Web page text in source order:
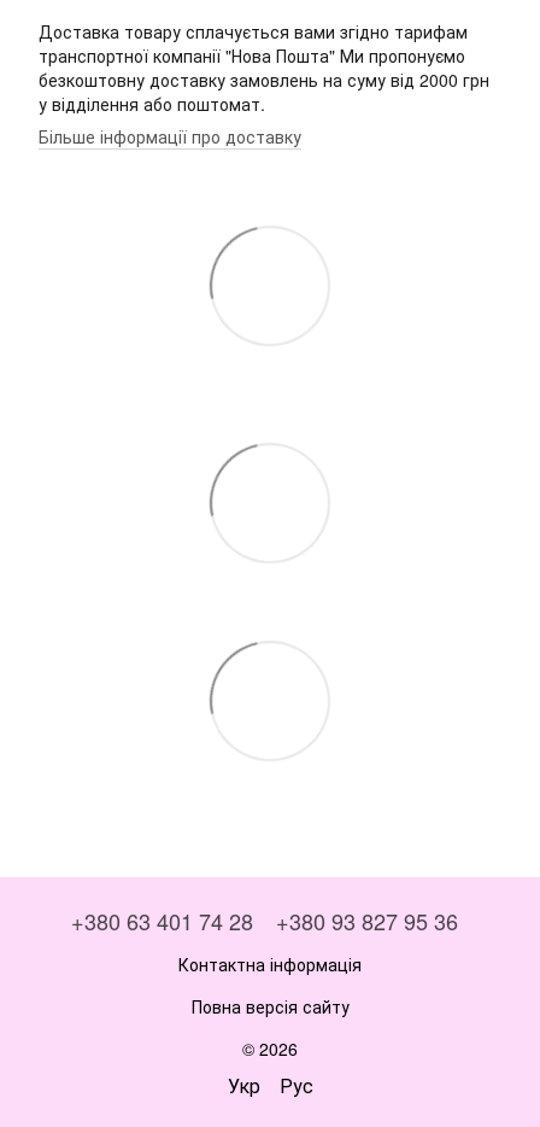
Доставка товару сплачується вами згідно тарифам
транспортної компанії "Нова Пошта" Ми пропонуємо
безкоштовну доставку замовлень на суму від 2000 грн
у відділення або поштомат.
Більше інформації про доставку
+380 63 401 74 28 +380 93 827 95 36
Контактна інформація
Повна версія сайту
© 2026
Укр Рус